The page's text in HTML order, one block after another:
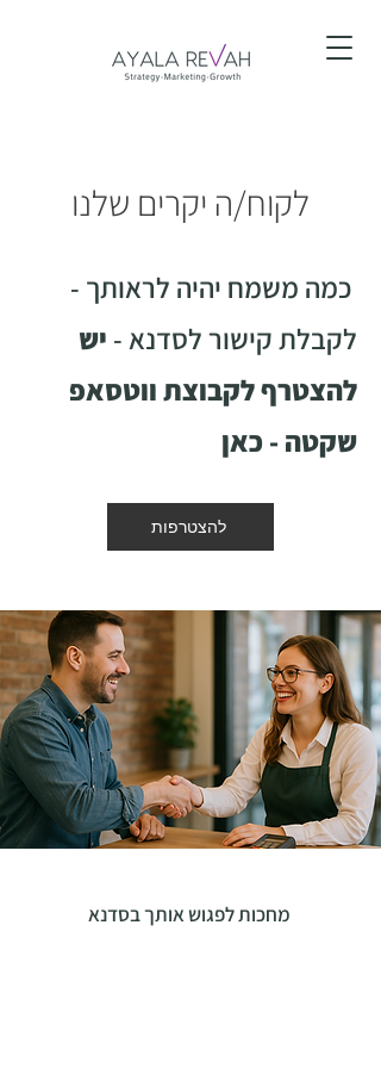
לקוח/ה יקרים שלנו
כמה משמח יהיה לראותך -
לקבלת קישור לסדנא - יש
להצטרף לקבוצת ווטסאפ
שקטה - כאן
להצטרפות